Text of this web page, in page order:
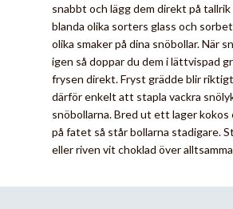
snabbt och lägg dem direkt på tallrik
blanda olika sorters glass och
olika smaker på dina snöbollar. När
igen så doppar du dem i lättvispad
frysen direkt. Fryst grädde blir
därför enkelt att stapla vackra
snöbollarna. Bred ut ett lager kokos
på fatet så står bollarna stadigare.
eller riven vit choklad över